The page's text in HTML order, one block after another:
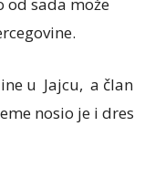
od sada može
u Jajcu, a član
nosio je i dres